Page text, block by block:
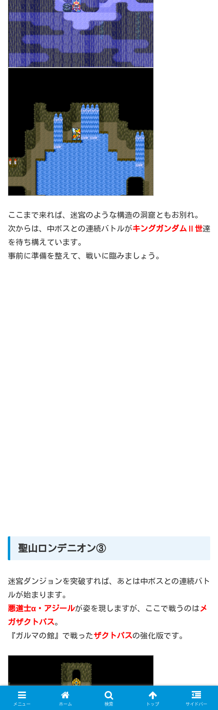
ここまで来れば、迷宮のような構造の洞窟ともお別れ。
次からは、中ボスとの連続バトルがキングガンダムⅡ世達
を待ち構えています。
事前に準備を整えて、戦いに臨みましょう。
聖山ロンデニオン③
迷宮ダンジョンを突破すれば、あとは中ボスとの連続バト
ルが始まります。
悪道士α・アジールが姿を現しますが、ここで戦うのはメ
ガザクトパス。
『ガルマの館』で戦ったザクトパスの強化版です。
メニュー ホーム 検索 トップ サイドバー